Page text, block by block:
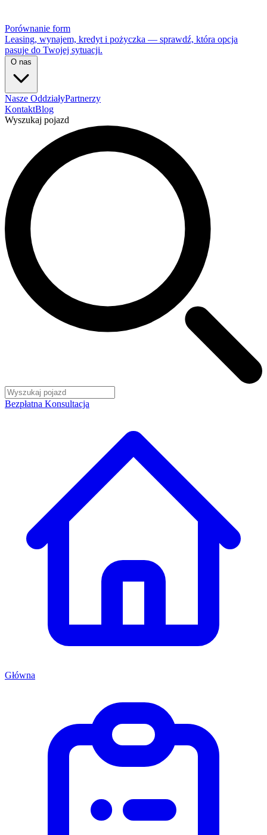
Porównanie form
Leasing, wynajem, kredyt i pożyczka — sprawdź, która opcja
pasuje do Twojej sytuacji.
O nas
Nasze OddziałyPartnerzy
KontaktBlog
Wyszukaj pojazd
Bezpłatna Konsultacja
Główna